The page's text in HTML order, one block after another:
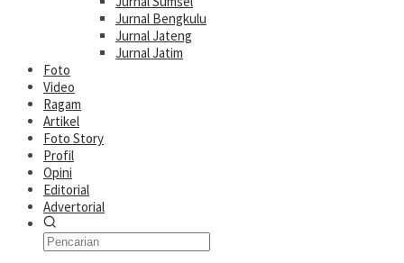
Jurnal Bengkulu
Jurnal Jateng
Jurnal Jatim
Foto
Video
Ragam
Artikel
Foto Story
Profil
Opini
Editorial
Advertorial